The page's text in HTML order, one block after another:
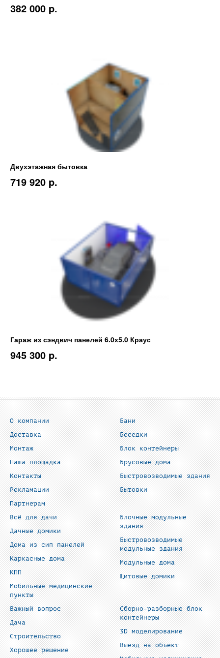
382 000 p.
Двухэтажная бытовка
719 920 p.
Гараж из сэндвич панелей 6.0х5.0 Краус
945 300 p.
О компании
Доставка
Монтаж
Наша площадка
Контакты
Рекламации
Партнерам
Бани
Беседки
Блок контейнеры
Брусовые дома
Быстровозводимые здания
Бытовки
Всё для дачи
Дачные домики
Дома из сип панелей
Каркасные дома
КПП
Мобильные медицинские
пункты
Блочные модульные
здания
Быстровозводимые
модульные здания
Модульные дома
Щитовые домики
Важный вопрос
Дача
Строительство
Хорошее решение
Сборно-разборные блок
контейнеры
3D моделирование
Выезд на объект